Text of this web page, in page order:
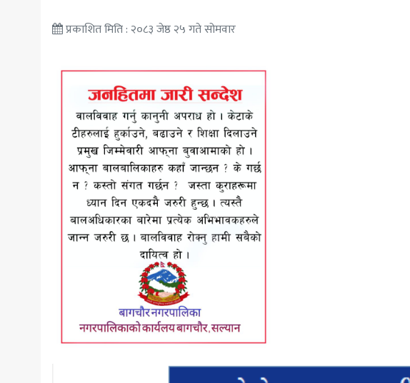
प्रकाशित मिति : २०८३ जेष्ठ २५ गते सोमवार